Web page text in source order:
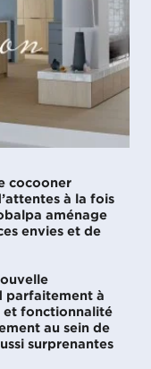
cocooner
à la fois
aménage
envies et de
parfaitement à
et fonctionnalité
au sein de
surprenantes